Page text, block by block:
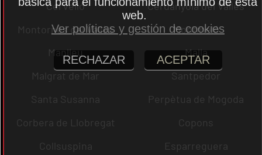
Cervelló
Cerdanyola del Vallès
Montornès del Vallès
Montmeló
Manlleu
Malla
Malgrat de Mar
Santpedor
Santa Susanna
Perpètua de Mogoda
Corbera de Llobregat
Copons
Collsuspina
Esparreguera
web.
Ver políticas y gestión de cookies
RECHAZAR ACEPTAR